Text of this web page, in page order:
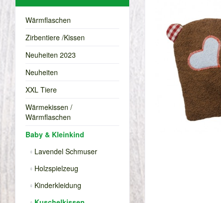
Wärmflaschen
Zirbentiere /Kissen
Neuheiten 2023
Neuheiten
XXL Tiere
Wärmekissen /
Wärmflaschen
Baby & Kleinkind
Lavendel Schmuser
Holzspielzeug
Kinderkleidung